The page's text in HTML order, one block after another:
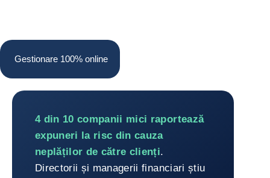
Gestionare 100% online
Gestionare 100% online
4 din 10 companii mici raportează
expuneri la risc din cauza
neplăților de către clienți.
Directorii și managerii financiari știu